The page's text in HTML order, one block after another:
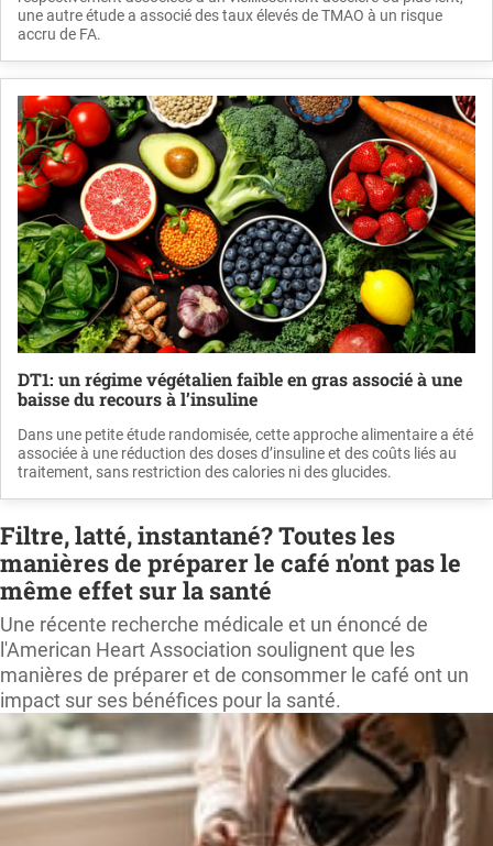
une autre étude a associé des taux élevés de TMAO à un risque
accru de FA.
DT1: un régime végétalien faible en gras associé à une
baisse du recours à l’insuline
Dans une petite étude randomisée, cette approche alimentaire a été
associée à une réduction des doses d’insuline et des coûts liés au
traitement, sans restriction des calories ni des glucides.
Filtre, latté, instantané? Toutes les
manières de préparer le café n'ont pas le
même effet sur la santé
Une récente recherche médicale et un énoncé de
l'American Heart Association soulignent que les
manières de préparer et de consommer le café ont un
impact sur ses bénéfices pour la santé.